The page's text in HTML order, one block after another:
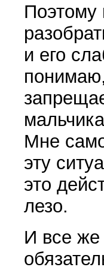
Поэтому
и его
Мне
эту
это
лезо.
И все же